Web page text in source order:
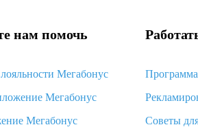
нам помочь
Мегабонус
Мегабонус
Мегабонус
Советы